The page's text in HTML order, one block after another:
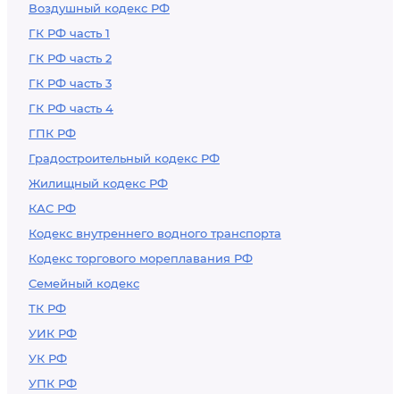
Воздушный кодекс РФ
ГК РФ часть 1
ГК РФ часть 2
ГК РФ часть 3
ГК РФ часть 4
ГПК РФ
Градостроительный кодекс РФ
Жилищный кодекс РФ
КАС РФ
Кодекс внутреннего водного транспорта
Кодекс торгового мореплавания РФ
Семейный кодекс
ТК РФ
УИК РФ
УК РФ
УПК РФ